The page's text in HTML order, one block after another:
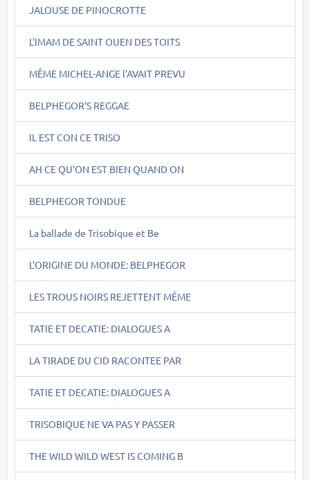
JALOUSE DE PINOCROTTE
L'IMAM DE SAINT OUEN DES TOITS
MÊME MICHEL-ANGE l'AVAIT PREVU
BELPHEGOR'S REGGAE
IL EST CON CE TRISO
AH CE QU'ON EST BIEN QUAND ON
BELPHEGOR TONDUE
La ballade de Trisobique et Be
L'ORIGINE DU MONDE: BELPHEGOR
LES TROUS NOIRS REJETTENT MÊME
TATIE ET DECATIE: DIALOGUES A
LA TIRADE DU CID RACONTEE PAR
TATIE ET DECATIE: DIALOGUES A
TRISOBIQUE NE VA PAS Y PASSER
THE WILD WILD WEST IS COMING B